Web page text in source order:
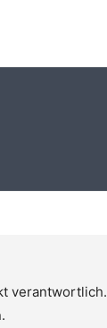
verantwortlich.